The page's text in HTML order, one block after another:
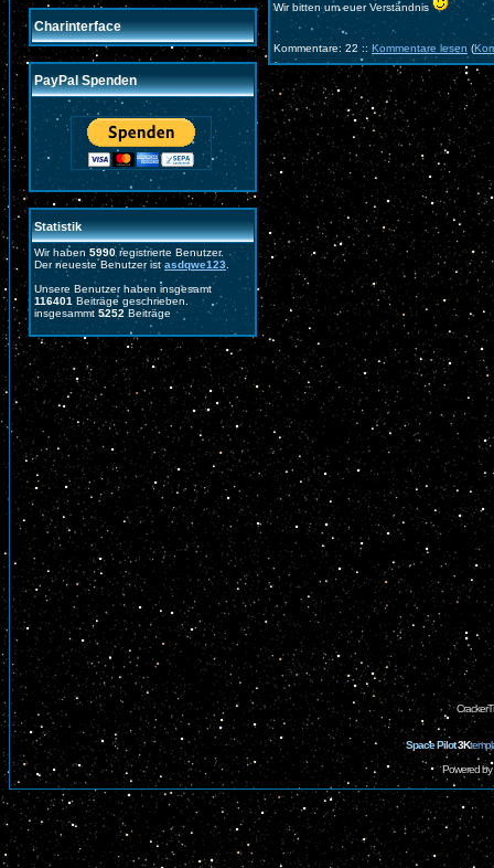
Charinterface
PayPal Spenden
Statistik
Wir haben 5990 registrierte Benutzer.
Der neueste Benutzer istasdqwe123
Unsere Benutzer haben insgesamt
116401 Beiträge geschrieben.
insgesammt 5252 Beiträge
Wir bitten um euer Verständnis
Kommentare: 22 :: Kommentare lesen (
Space Pilot3K
Powered by